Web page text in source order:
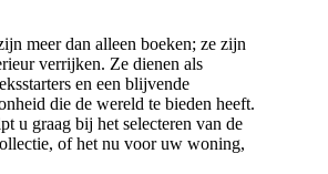
meer dan alleen boeken; ze zijn
verrijken. Ze dienen als
en een blijvende
die de wereld te bieden heeft.
u graag bij het selecteren van de
of het nu voor uw woning,